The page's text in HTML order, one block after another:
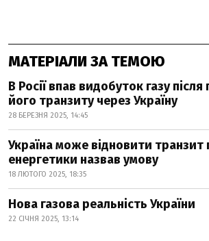
МАТЕРІАЛИ ЗА ТЕМОЮ
В Росії впав видобуток газу
його транзиту через Україну
28 БЕРЕЗНЯ 2025, 14:45
Україна може відновити транзит
енергетики назвав умову
18 ЛЮТОГО 2025, 18:35
Нова газова реальність України
22 СІЧНЯ 2025, 13:14